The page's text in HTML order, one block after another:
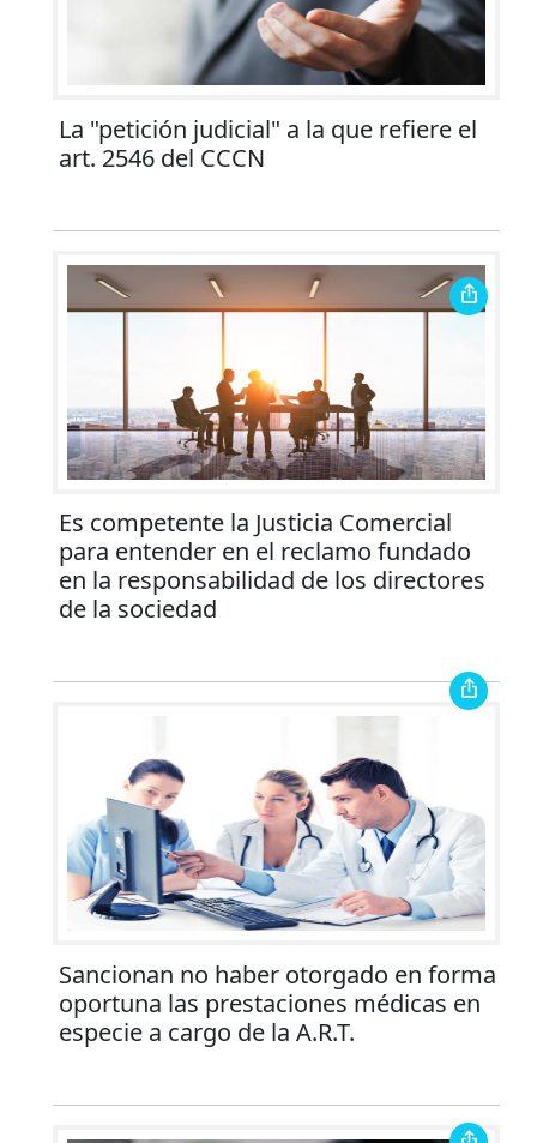
La "petición judicial" a la que refiere el
art. 2546 del CCCN
Es competente la Justicia Comercial
para entender en el reclamo fundado
en la responsabilidad de los directores
de la sociedad
Sancionan no haber otorgado en forma
oportuna las prestaciones médicas en
especie a cargo de la A.R.T.